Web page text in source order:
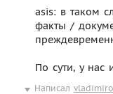
asis: в таком
факты /
По сути, у нас
Написал